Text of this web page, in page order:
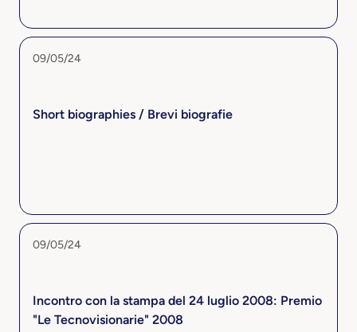
09/05/24
Short biographies / Brevi biografie
09/05/24
Incontro con la stampa del 24 luglio 2008: Premio
"Le Tecnovisionarie" 2008